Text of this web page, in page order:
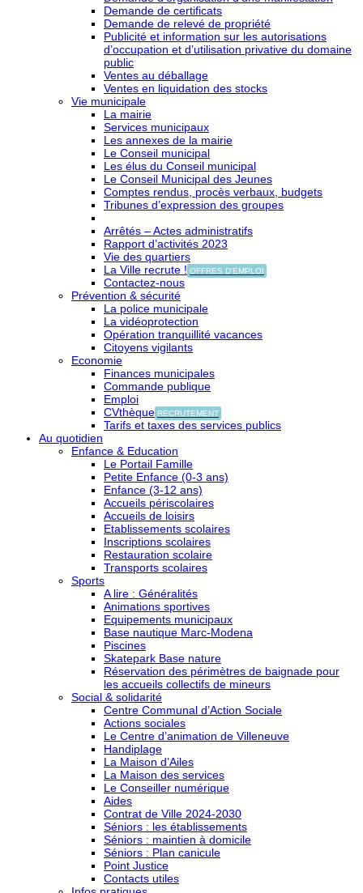
Demande de certificats
Demande de relevé de propriété
Publicité et information sur les autorisations
d’occupation et d’utilisation privative du domaine
public
Ventes au déballage
Ventes en liquidation des stocks
Vie municipale
La mairie
Services municipaux
Les annexes de la mairie
Le Conseil municipal
Les élus du Conseil municipal
Le Conseil Municipal des Jeunes
Comptes rendus, procès verbaux, budgets
Tribunes d’expression des groupes
Arrêtés – Actes administratifs
Rapport d’activités 2023
Vie des quartiers
La Ville recrute ! OFFRES D'EMPLOI
Contactez-nous
Prévention & sécurité
La police municipale
La vidéoprotection
Opération tranquillité vacances
Citoyens vigilants
Economie
Finances municipales
Commande publique
Emploi
CVthèque RECRUTEMENT
Tarifs et taxes des services publics
Au quotidien
Enfance & Education
Le Portail Famille
Petite Enfance (0-3 ans)
Enfance (3-12 ans)
Accueils périscolaires
Accueils de loisirs
Etablissements scolaires
Inscriptions scolaires
Restauration scolaire
Transports scolaires
Sports
A lire : Généralités
Animations sportives
Equipements municipaux
Base nautique Marc-Modena
Piscines
Skatepark Base nature
Réservation des périmètres de baignade pour
les accueils collectifs de mineurs
Social & solidarité
Centre Communal d’Action Sociale
Actions sociales
Le Centre d’animation de Villeneuve
Handiplage
La Maison d’Ailes
La Maison des services
Le Conseiller numérique
Aides
Contrat de Ville 2024-2030
Séniors : les établissements
Séniors : maintien à domicile
Séniors : Plan canicule
Point Justice
Contacts utiles